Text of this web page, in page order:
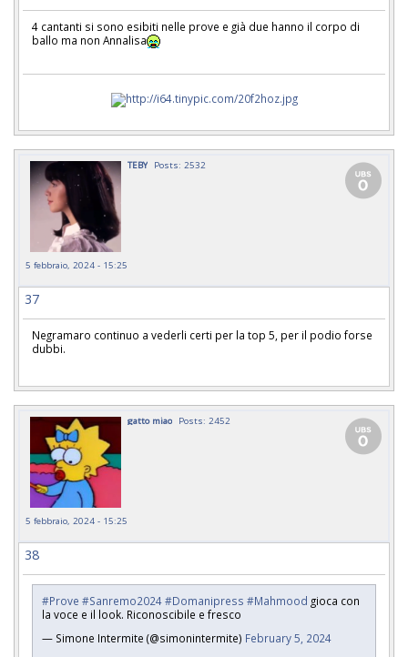
4 cantanti si sono esibiti nelle prove e già due hanno il corpo di
ballo ma non Annalisa
TEBY Posts: 2532
5 febbraio, 2024 - 15:25
37
Negramaro continuo a vederli certi per la top 5, per il podio forse
dubbi.
gatto miao Posts: 2452
5 febbraio, 2024 - 15:25
38
#Prove #Sanremo2024#Domanipress #Mahmood gioca con
la voce e il look. Riconoscibile e fresco
— Simone Intermite (@simonintermite) February 5, 2024